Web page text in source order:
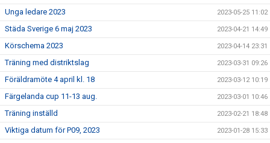
Unga ledare 2023 2023-05-25 11:02
Städa Sverige 6 maj 2023 2023-04-21 14:49
Körschema 2023 2023-04-14 23:31
Träning med distriktslag 2023-03-31 09:26
Föräldramöte 4 april kl. 18 2023-03-12 10:19
Färgelanda cup 11-13 aug. 2023-03-01 10:46
Träning inställd 2023-02-21 18:48
Viktiga datum för P09, 2023 2023-01-28 15:33